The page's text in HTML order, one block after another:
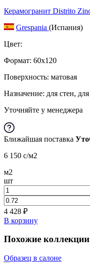
Керамогранит Distrito
Grespania (Испания)
Цвет:
Формат: 60x120
Поверхность: матовая
Назначение: для стен,
Уточняйте у менеджера
Ближайшая поставка
6 150 c/м2
м2
шт
4 428 ₽
В корзину
Похожие коллекции
Образец в салоне